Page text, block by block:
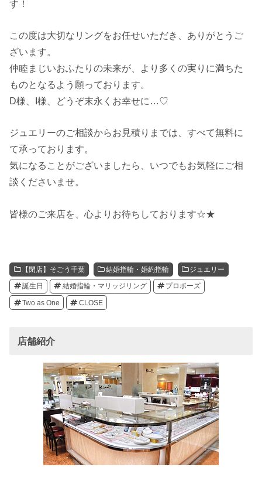
す！
この度は大切なリングをお任せいただき、ありがとうご
ざいます。
仲睦まじいおふたりの未来が、より多くの実りに満ちた
ものとなるよう願っております。
D様、I様、どうぞ末永くお幸せに…♡
ジュエリーのご相談からお見積りまでは、すべて無料に
て承っております。
気になることがございましたら、いつでもお気軽にご相
談くださいませ。
皆様のご来店を、心よりお待ちしております☆★
【閉店】そごう千葉 結婚指輪・婚約指輪 ジュエリー
誕生日 結婚指輪・マリッジリング プロポーズ
Two as One CLOSE
店舗紹介